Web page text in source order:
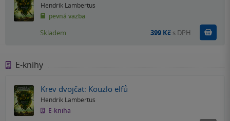
Hendrik Lambertus
pevná vazba
Skladem 399 Kč s DPH
E-knihy
Krev dvojčat: Kouzlo elfů
Hendrik Lambertus
E-kniha